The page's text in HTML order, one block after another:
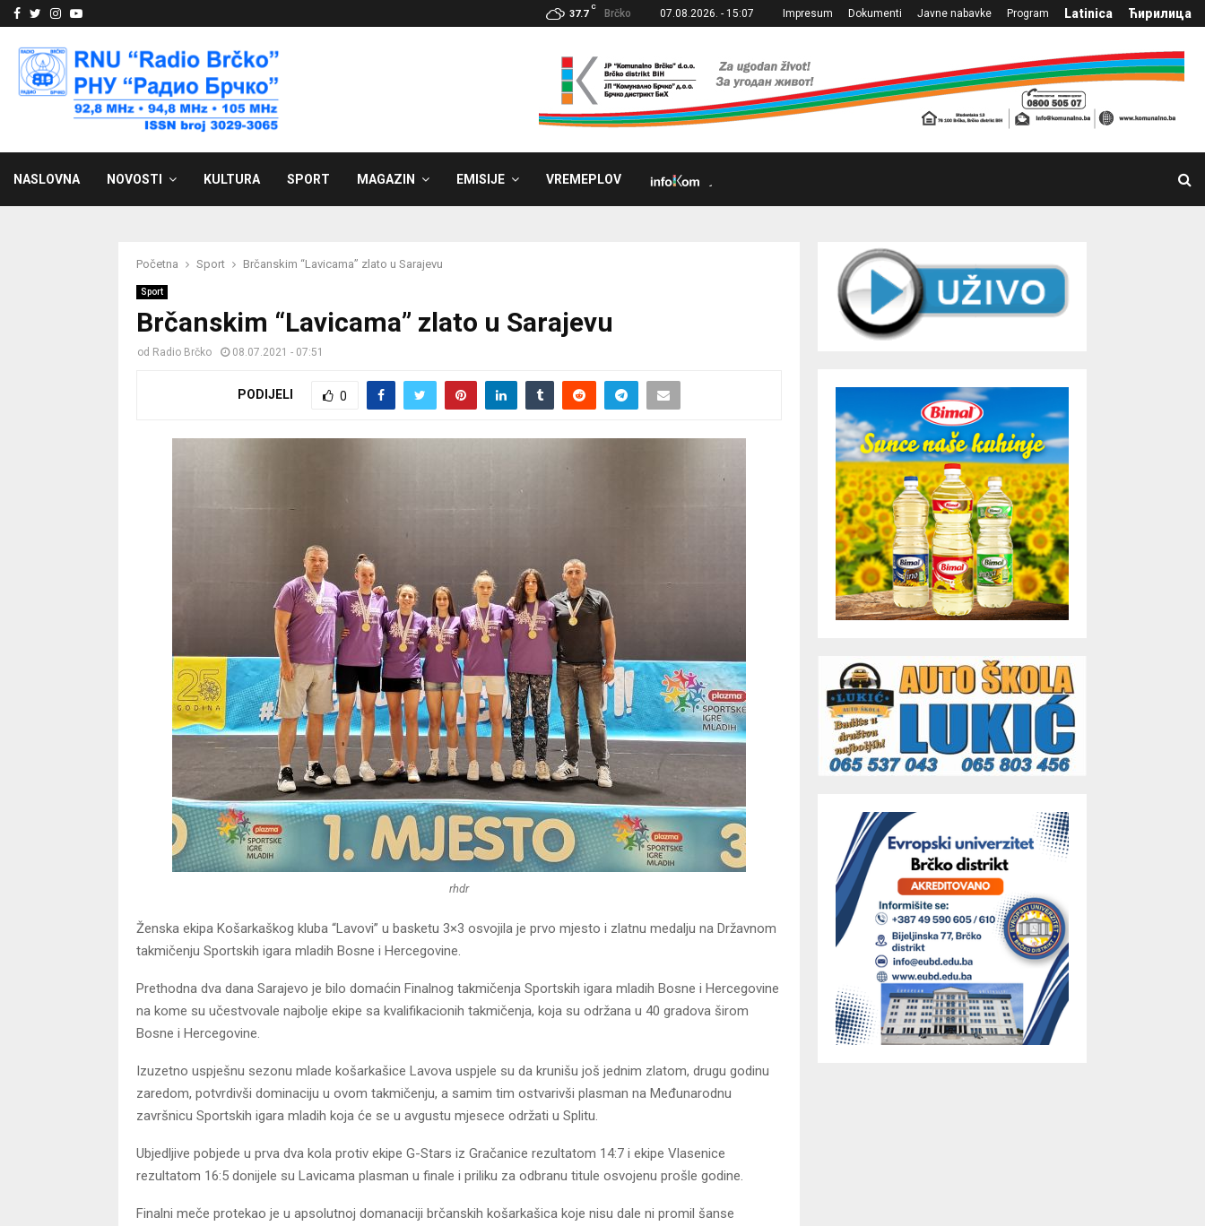
Facebook
Twitter
Instagram
Youtube 37.7
C
Brčko 07.08.2026. - 15:07 Impresum Dokumenti Javne nabavke Program Latinica Ћирилица
NASLOVNA NOVOSTI KULTURA SPORT MAGAZIN EMISIJE VREMEPLOV
Početna Sport Brčanskim “Lavicama” zlato u Sarajevu
Sport
Brčanskim “Lavicama” zlato u Sarajevu
od Radio Brčko 08.07.2021 - 07:51
PODIJELI 0
rhdr
Ženska ekipa Košarkaškog kluba “Lavovi” u basketu 3×3 osvojila je prvo mjesto i zlatnu medalju na Državnom
takmičenju Sportskih igara mladih Bosne i Hercegovine.
Prethodna dva dana Sarajevo je bilo domaćin Finalnog takmičenja Sportskih igara mladih Bosne i Hercegovine
na kome su učestvovale najbolje ekipe sa kvalifikacionih takmičenja, koja su održana u 40 gradova širom
Bosne i Hercegovine.
Izuzetno uspješnu sezonu mlade košarkašice Lavova uspjele su da krunišu još jednim zlatom, drugu godinu
zaredom, potvrdivši dominaciju u ovom takmičenju, a samim tim ostvarivši plasman na Međunarodnu
završnicu Sportskih igara mladih koja će se u avgustu mjesece održati u Splitu.
Ubjedljive pobjede u prva dva kola protiv ekipe G-Stars iz Gračanice rezultatom 14:7 i ekipe Vlasenice
rezultatom 16:5 donijele su Lavicama plasman u finale i priliku za odbranu titule osvojenu prošle godine.
Finalni meče protekao je u apsolutnoj domanaciji brčanskih košarkašica koje nisu dale ni promil šanse